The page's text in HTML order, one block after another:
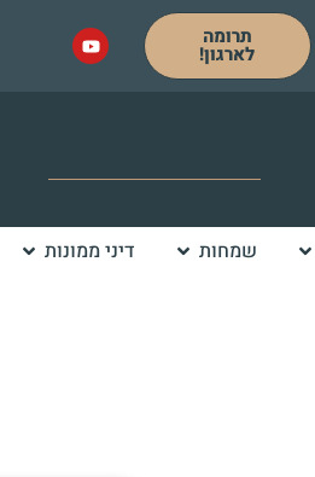
תרומה
לארגון!
שמחות דיני ממונות